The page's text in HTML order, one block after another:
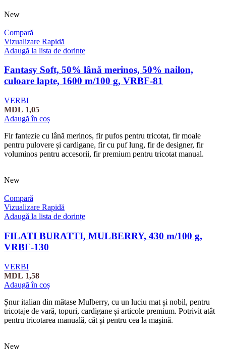
New
Compară
Vizualizare Rapidă
Adaugă la lista de dorințe
Fantasy Soft, 50% lână merinos, 50% nailon,
culoare lapte, 1600 m/100 g, VRBF-81
VERBI
MDL 1,05
Adaugă în coș
Fir fantezie cu lână merinos, fir pufos pentru tricotat, fir moale
pentru pulovere și cardigane, fir cu puf lung, fir de designer, fir
voluminos pentru accesorii, fir premium pentru tricotat manual.
New
Compară
Vizualizare Rapidă
Adaugă la lista de dorințe
FILATI BURATTI, MULBERRY, 430 m/100 g,
VRBF-130
VERBI
MDL 1,58
Adaugă în coș
Șnur italian din mătase Mulberry, cu un luciu mat și nobil, pentru
tricotaje de vară, topuri, cardigane și articole premium. Potrivit atât
pentru tricotarea manuală, cât și pentru cea la mașină.
New